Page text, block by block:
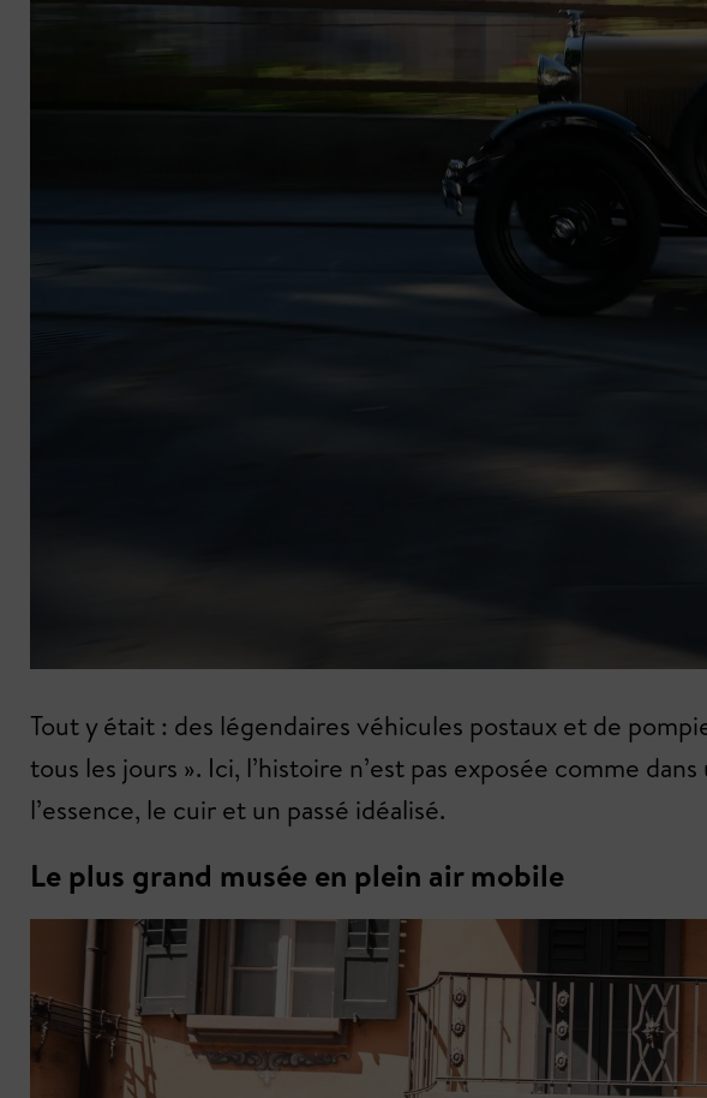
Tout y était : des légendaires véhicules postaux et de
tous les jours ». Ici, l’histoire n’est pas exposée comme
l’essence, le cuir et un passé idéalisé.
Le plus grand musée en plein air mobile